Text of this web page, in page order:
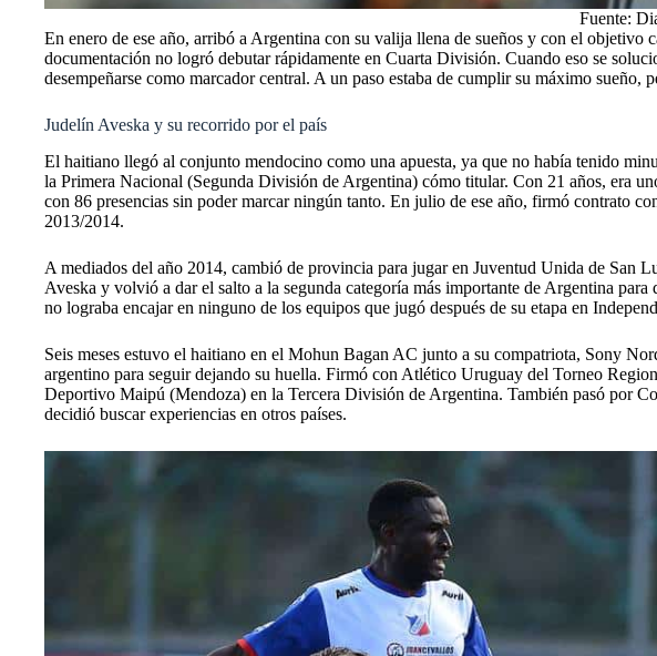
Fuente:
En enero de ese año, arribó a Argentina con su valija llena de sueños y con el objetivo
documentación no logró debutar rápidamente en Cuarta División. Cuando eso se
desempeñarse como marcador central. A un paso estaba de cumplir su máximo
Judelín Aveska y su recorrido por el país
El haitiano llegó al conjunto mendocino como una apuesta, ya que no había tenido
la Primera Nacional (Segunda División de Argentina) cómo titular. Con 21 años, era
con 86 presencias sin poder marcar ningún tanto. En julio de ese año, firmó contrato
2013/2014.
A mediados del año 2014, cambió de provincia para jugar en Juventud Unida de San
Aveska y volvió a dar el salto a la segunda categoría más importante de Argentina
no lograba encajar en ninguno de los equipos que jugó después de su etapa en
Seis meses estuvo el haitiano en el Mohun Bagan AC junto a su compatriota, Sony
argentino para seguir dejando su huella. Firmó con Atlético Uruguay del Torneo
Deportivo Maipú (Mendoza) en la Tercera División de Argentina. También pasó por
decidió buscar experiencias en otros países.